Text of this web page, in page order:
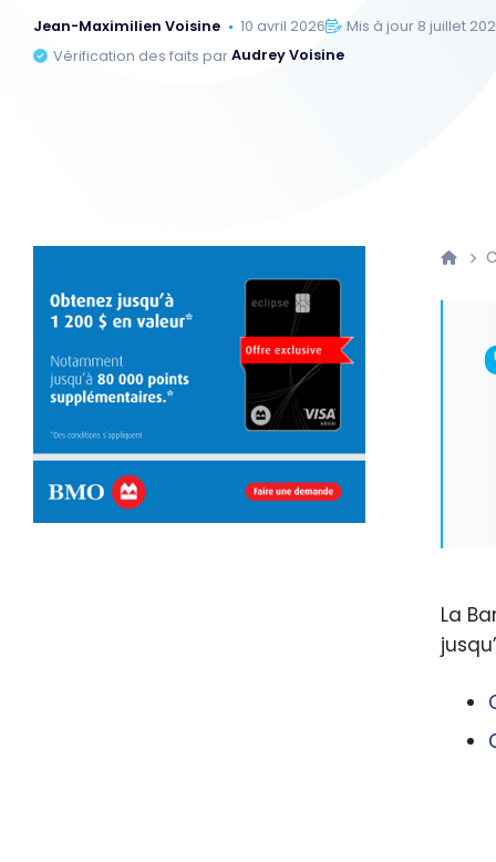
Jean-Maximilien Voisine 10 avril 2026
Mis à jour 8 juillet
Vérification des faits parAudrey Voisine
La